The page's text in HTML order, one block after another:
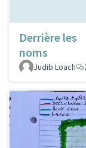
Derrière les
noms
Judib Loach